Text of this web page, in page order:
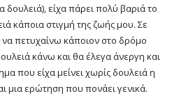
δουλειά), είχα πάρει πολύ βαριά το
κάποια στιγμή της ζωής μου. Σε
πετυχαίνω κάποιον στο δρόμο
κάνω και θα έλεγα άνεργη και
που είχα μείνει χωρίς δουλειά η
μια ερώτηση που πονάει γενικά.